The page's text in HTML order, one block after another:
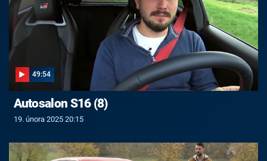
49:54
Autosalon S16 (8)
19. února 2025 20:15